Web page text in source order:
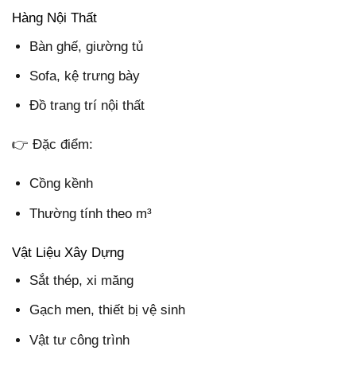
Hàng Nội Thất
Bàn ghế, giường tủ
Sofa, kệ trưng bày
Đồ trang trí nội thất
👉 Đặc điểm:
Cồng kềnh
Thường tính theo m³
Vật Liệu Xây Dựng
Sắt thép, xi măng
Gạch men, thiết bị vệ sinh
Vật tư công trình